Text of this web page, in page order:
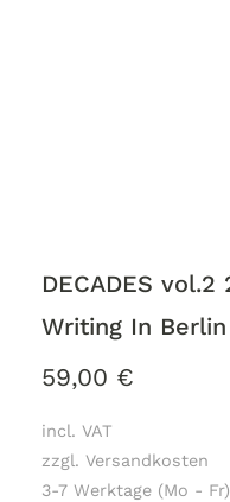
DECADES
Writing In
59,00 €
incl. VAT
zzgl. Versandkosten
3-7 Werktage (Mo - Fr)